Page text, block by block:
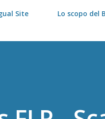
Site Lo scopo del